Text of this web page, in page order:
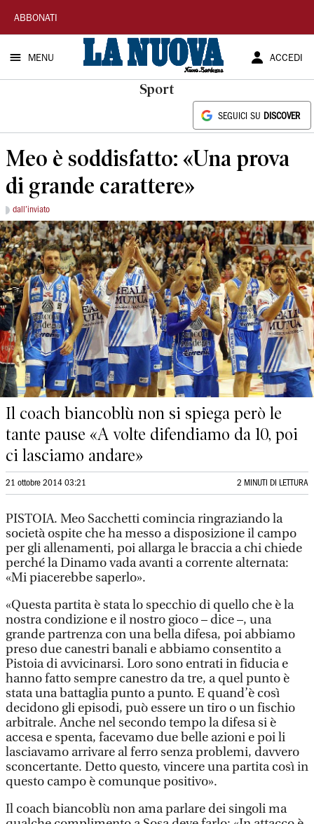
La
Nuova
Sardegna
ABBONATI
MENU ACCEDI
Sport
SEGUICI SU DISCOVER
Meo è soddisfatto: «Una prova
di grande carattere»
dall’inviato
Il coach biancoblù non si spiega però le
tante pause «A volte difendiamo da 10, poi
ci lasciamo andare»
21 ottobre 2014 03:21 2 MINUTI DI LETTURA
PISTOIA. Meo Sacchetti comincia ringraziando la
società ospite che ha messo a disposizione il campo
per gli allenamenti, poi allarga le braccia a chi chiede
perché la Dinamo vada avanti a corrente alternata:
«Mi piacerebbe saperlo».
«Questa partita è stata lo specchio di quello che è la
nostra condizione e il nostro gioco – dice –, una
grande partrenza con una bella difesa, poi abbiamo
preso due canestri banali e abbiamo consentito a
Pistoia di avvicinarsi. Loro sono entrati in fiducia e
hanno fatto sempre canestro da tre, a quel punto è
stata una battaglia punto a punto. E quand’è così
decidono gli episodi, può essere un tiro o un fischio
arbitrale. Anche nel secondo tempo la difesa si è
accesa e spenta, facevamo due belle azioni e poi li
lasciavamo arrivare al ferro senza problemi, davvero
sconcertante. Detto questo, vincere una partita così in
questo campo è comunque positivo».
Il coach biancoblù non ama parlare dei singoli ma